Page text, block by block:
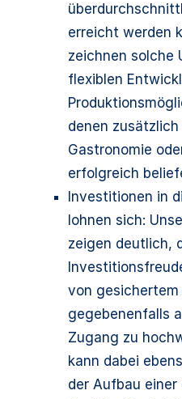
erreicht werden
zeichnen solche
flexiblen
denen zusätzlich
Gastronomie
erfolgreich
Investitionen in
lohnen sich:
zeigen deutlich,
von gesichertem
gegebenenfalls
Zugang zu
kann dabei
der Aufbau